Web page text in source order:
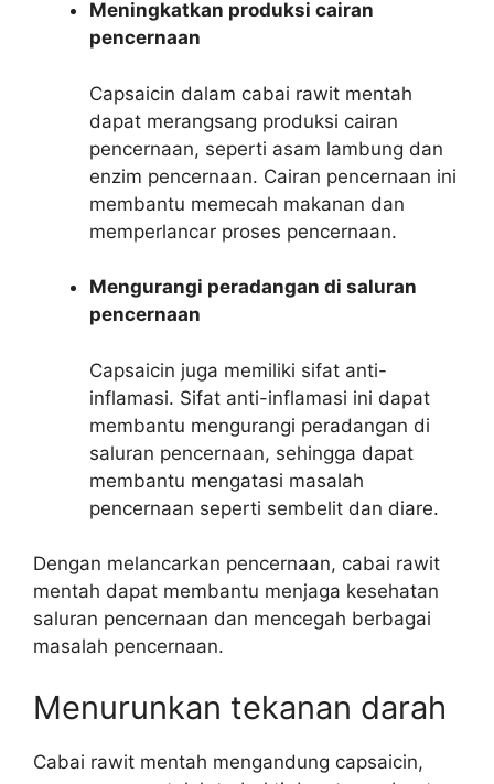
Meningkatkan produksi cairan
pencernaan
Capsaicin dalam cabai rawit mentah
dapat merangsang produksi cairan
pencernaan, seperti asam lambung dan
enzim pencernaan. Cairan pencernaan ini
membantu memecah makanan dan
memperlancar proses pencernaan.
Mengurangi peradangan di saluran
pencernaan
Capsaicin juga memiliki sifat anti-
inflamasi. Sifat anti-inflamasi ini dapat
membantu mengurangi peradangan di
saluran pencernaan, sehingga dapat
membantu mengatasi masalah
pencernaan seperti sembelit dan diare.
Dengan melancarkan pencernaan, cabai rawit
mentah dapat membantu menjaga kesehatan
saluran pencernaan dan mencegah berbagai
masalah pencernaan.
Menurunkan tekanan darah
Cabai rawit mentah mengandung capsaicin,